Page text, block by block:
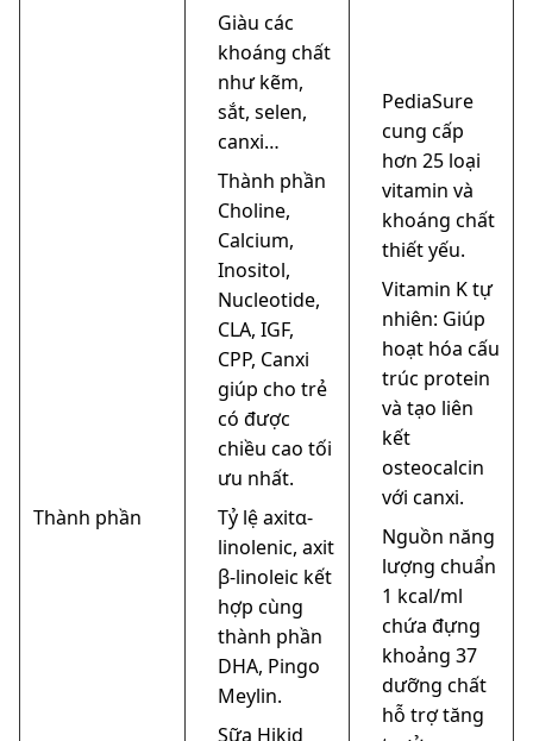
Thành phần
Giàu các
khoáng chất
như kẽm,
sắt, selen,
canxi…
Thành phần
Choline,
Calcium,
Inositol,
Nucleotide,
CLA, IGF,
CPP, Canxi
giúp cho trẻ
có được
chiều cao tối
ưu nhất.
Tỷ lệ axitα-
linolenic, axit
β-linoleic kết
hợp cùng
thành phần
DHA, Pingo
Meylin.
Sữa Hikid
PediaSure
cung cấp
hơn 25 loại
vitamin và
khoáng chất
thiết yếu.
Vitamin K tự
nhiên: Giúp
hoạt hóa cấu
trúc protein
và tạo liên
kết
osteocalcin
với canxi.
Nguồn năng
lượng chuẩn
1 kcal/ml
chứa đựng
khoảng 37
dưỡng chất
hỗ trợ tăng